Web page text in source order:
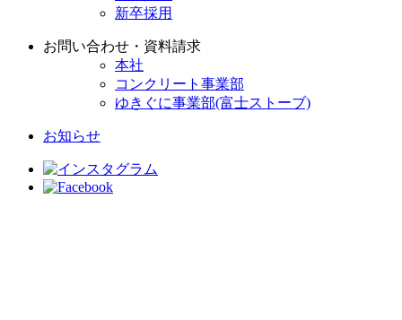
新卒採用
お問い合わせ・資料請求
本社
コンクリート事業部
ゆきぐに事業部(富士ストーブ)
お知らせ